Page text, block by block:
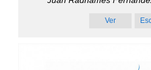
Ver